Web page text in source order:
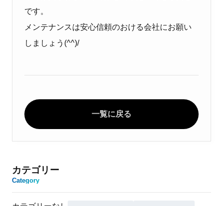
です。
メンテナンスは安心信頼のおける会社にお願い
しましょう(^^)/
一覧に戻る
カテゴリー
Category